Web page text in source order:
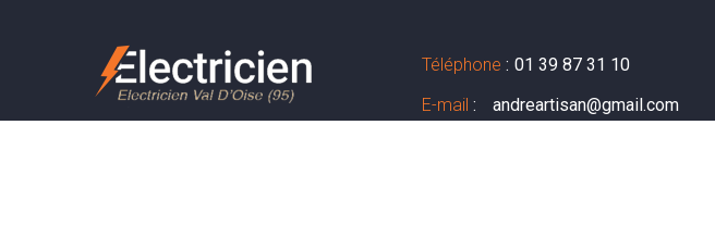
Téléphone : 01 39 87 31 10
E-mail :
andreartisan@gmail.com